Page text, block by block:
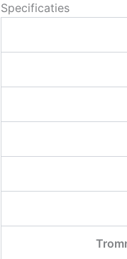
Specificaties